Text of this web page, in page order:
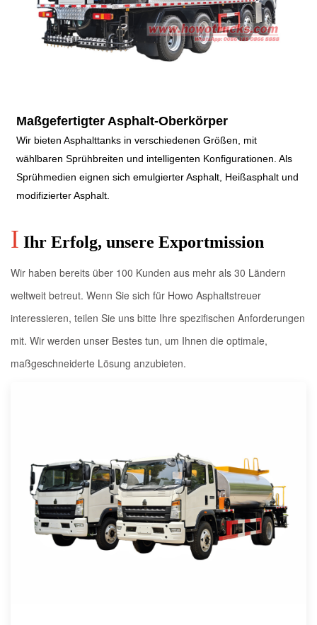
Maßgefertigter Asphalt-Oberkörper
Wir bieten Asphalttanks in verschiedenen Größen, mit
wählbaren Sprühbreiten und intelligenten Konfigurationen. Als
Sprühmedien eignen sich emulgierter Asphalt, Heißasphalt und
modifizierter Asphalt.
I Ihr Erfolg, unsere Exportmission
Wir haben bereits über 100 Kunden aus mehr als 30 Ländern
weltweit betreut. Wenn Sie sich für Howo Asphaltstreuer
interessieren, teilen Sie uns bitte Ihre spezifischen Anforderungen
mit. Wir werden unser Bestes tun, um Ihnen die optimale,
maßgeschneiderte Lösung anzubieten.